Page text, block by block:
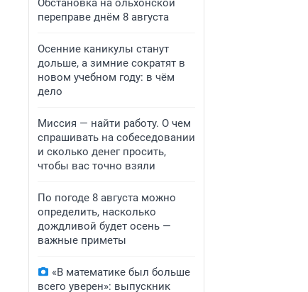
Обстановка на ольхонской
переправе днём 8 августа
Осенние каникулы станут
дольше, а зимние сократят в
новом учебном году: в чём
дело
Миссия — найти работу. О чем
спрашивать на собеседовании
и сколько денег просить,
чтобы вас точно взяли
По погоде 8 августа можно
определить, насколько
дождливой будет осень —
важные приметы
«В математике был больше
всего уверен»: выпускник